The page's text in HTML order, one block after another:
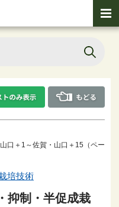
＋1～佐賀・山口＋15（ペー
培技術
抑制・半促成栽